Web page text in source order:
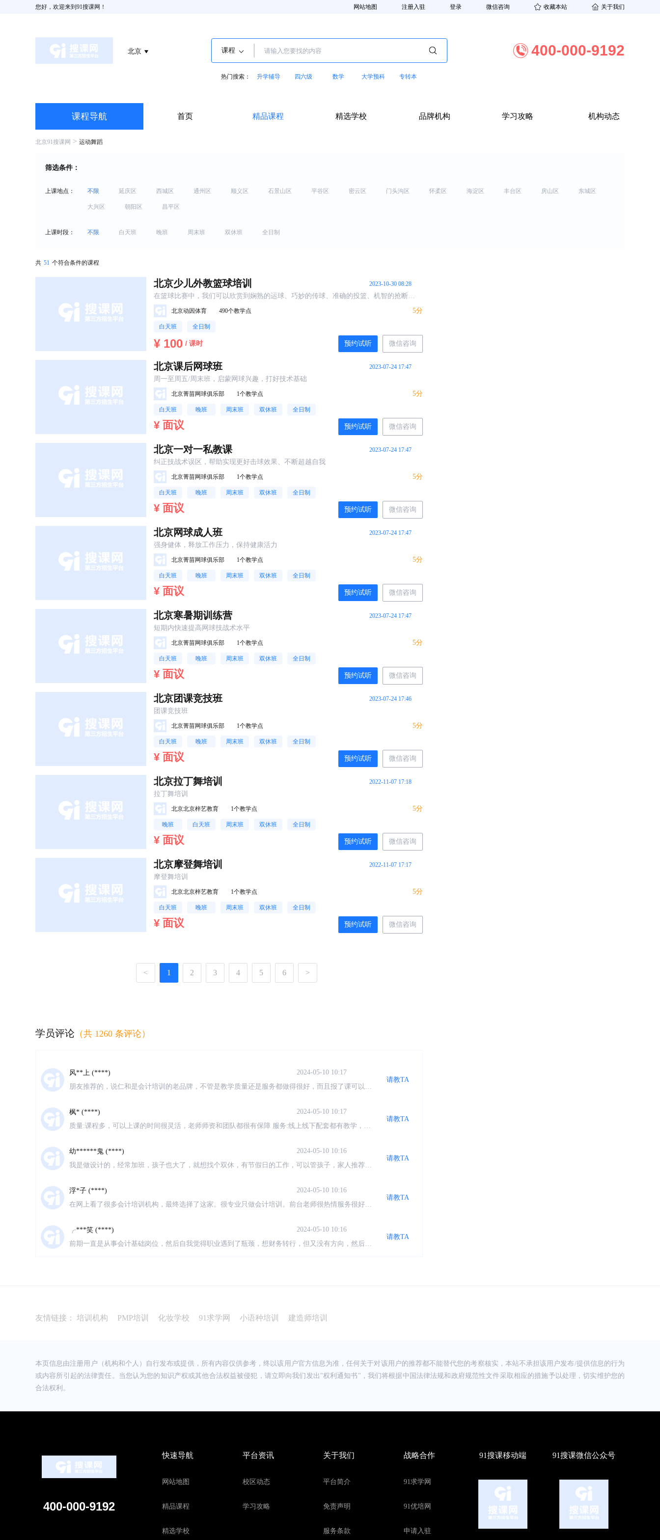
您好，欢迎来到91搜课网！ 网站地图 注册入驻 登录 微信咨询 收藏本站 关于我们
北京 课程
热门搜索： 升学辅导 四六级 数学 大学预科 专转本
400-000-9192
课程导航 首页 精品课程 精选学校 品牌机构 学习攻略 机构动态
北京91搜课网 > 运动舞蹈
筛选条件：
上课地点： 不限 延庆区 西城区 通州区 顺义区 石景山区 平谷区 密云区 门头沟区 怀柔区 海淀区 丰台区 房山区 东城区
大兴区 朝阳区 昌平区
上课时段： 不限 白天班 晚班 周末班 双休班 全日制
共 51 个符合条件的课程
北京少儿外教篮球培训 2023-10-30 08:28
在篮球比赛中，我们可以欣赏到娴熟的运球、巧妙的传球、准确的投篮、机智的抢断、
精彩的扣篮和出奇的封盖，再加上攻守交错，球场形势变化富有戏剧性，无论是参与者
还是观看者都能得到心理的满足和愉悦。
北京动因体育 490个教学点 5分
白天班 全日制
¥ 100 / 课时 预约试听 微信咨询
北京课后网球班 2023-07-24 17:47
周一至周五/周末班，启蒙网球兴趣，打好技术基础
北京菁苗网球俱乐部 1个教学点 5分
白天班 晚班 周末班 双休班 全日制
¥ 面议 预约试听 微信咨询
北京一对一私教课 2023-07-24 17:47
纠正技战术误区，帮助实现更好击球效果、不断超越自我
北京菁苗网球俱乐部 1个教学点 5分
白天班 晚班 周末班 双休班 全日制
¥ 面议 预约试听 微信咨询
北京网球成人班 2023-07-24 17:47
强身健体，释放工作压力，保持健康活力
北京菁苗网球俱乐部 1个教学点 5分
白天班 晚班 周末班 双休班 全日制
¥ 面议 预约试听 微信咨询
北京寒暑期训练营 2023-07-24 17:47
短期内快速提高网球技战术水平
北京菁苗网球俱乐部 1个教学点 5分
白天班 晚班 周末班 双休班 全日制
¥ 面议 预约试听 微信咨询
北京团课竞技班 2023-07-24 17:46
团课竞技班
北京菁苗网球俱乐部 1个教学点 5分
白天班 晚班 周末班 双休班 全日制
¥ 面议 预约试听 微信咨询
北京拉丁舞培训 2022-11-07 17:18
拉丁舞培训
北京北京梓艺教育 1个教学点 5分
晚班 白天班 周末班 双休班 全日制
¥ 面议 预约试听 微信咨询
北京摩登舞培训 2022-11-07 17:17
摩登舞培训
北京北京梓艺教育 1个教学点 5分
白天班 晚班 周末班 双休班 全日制
¥ 面议 预约试听 微信咨询
< 1 2 3 4 5 6 >
学员评论 （共 1260 条评论）
朋友推荐的，说仁和是会计培训的老品牌，不管是教学质量还是服务都做得很好，而且报了课可以终
身免费学习。来校区了解之后发现确实是这样的，校区环境宽敞明亮，授课老师专业又有责任心，非
质量:课程多，可以上课的时间很灵活，老师师资和团队都很有保障 服务:线上线下配套都有教学，有
问题找校区老师都会及时回复 感受:总体感受很好，准备继续跟进，系统化学习专业知识 价格:价格合
我是做设计的，经常加班，孩子也大了，就想找个双休，有节假日的工作，可以管孩子，家人推荐学
习会计，就在网上搜索了会计培训，第一家就出来了仁和会计，已经学习几周了，确实不错，老师也
在网上看了很多会计培训机构，最终选择了这家。很专业只做会计培训。前台老师很热情服务很好。
老师也很专业，听不懂老师都会耐心的解答。第一遍没听懂，还可以在来听。对于我们没有基础的特
前期一直是从事会计基础岗位，然后自我觉得职业遇到了瓶颈，想财务转行，但又没有方向，然后偶
然的机会听了一次仁和会计的体验课，瞬间觉得对财务有了一个新的认识。感谢仁和让我有了方向
质量:杠杠的 服务:贴心茶水，介绍，纸巾感觉不错 感受:感觉聊天很愉快，也不逼迫，分析得很现实
透彻 价格:价格还是稍微贵些的，但是只要能够达到效果我觉得还是很值得
们理解，不枯燥，听说他们还有推荐就业服务，整体还是比较专业的。
萌* (****)
2024-05-10 10:16
战*罪 (****)
2024-05-10 10:15
价格也实惠，性价比超高 服务:校区所有老师都很负责任，我是零基础的，老师讲的通俗易懂的 感受:
我学习起来很松气，学习氛围很好的
符老师讲的实操课讲的太好了，我一个小白都听的懂，老师举例讲的很好，很容易懂，所以没有基础
请教TA
2024-05-10 10:17
友情链接： 培训机构 PMP培训 化妆学校 91求学网 小语种培训 建造师培训
本页信息由注册用户（机构和个人）自行发布或提供，所有内容仅供参考，终以该用户官方信息为准，任何关于对该用户的推荐都不能替代您的考察核实，本站不承担该用户发布/提供信息的行为
或内容所引起的法律责任。当您认为您的知识产权或其他合法权益被侵犯，请立即向我们发出"权利通知书"，我们将根据中国法律法规和政府规范性文件采取相应的措施予以处理，切实维护您的
合法权利。
400-000-9192
快速导航
网站地图
精品课程
精选学校
平台资讯
校区动态
学习攻略
关于我们
平台简介
免责声明
服务条款
战略合作
91求学网
91优培网
申请入驻
91搜课移动端 91搜课微信公众号